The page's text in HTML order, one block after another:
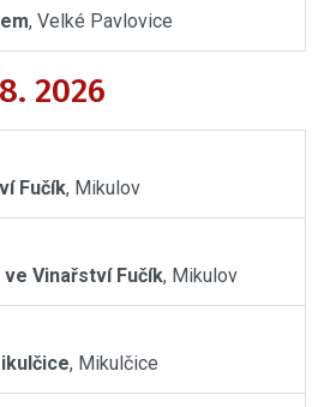
, Velké Pavlovice
2026
Fučík, Mikulov
Vinařství Fučík, Mikulov
, Mikulčice